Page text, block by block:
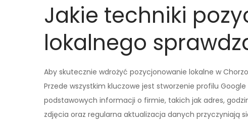
Jakie techniki
lokalnego
Aby skutecznie wdrożyć pozycjonowanie lokalne w
Przede wszystkim kluczowe jest stworzenie profilu
podstawowych informacji o firmie, takich jak adres,
zdjęcia oraz regularna aktualizacja danych przyczyniają